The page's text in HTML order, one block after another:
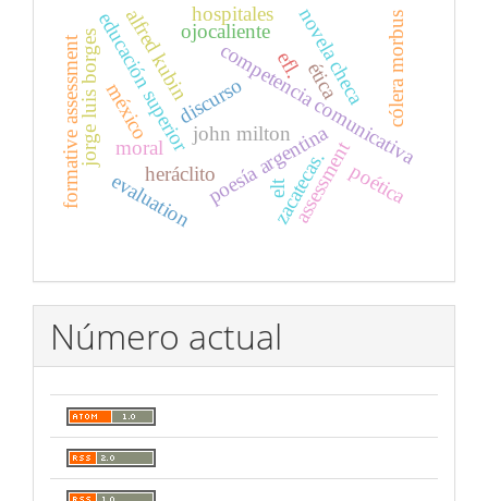
discursocompetencia comunicativa
educación superior
jorge luis borges
heráclito
john milton
poesía argentina
ética
moral
méxico
alfred kubin novela checa
assessment
evaluation
formative assessment elt
efl. cólera morbus
ojocaliente
zacatecas.
hospitales
poética
Número actual